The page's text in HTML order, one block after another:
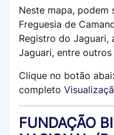
Neste mapa, podem
Freguesia de
Registro do Jaguari,
Jaguari, entre outros
Clique no botão
completo
FUNDAÇÃO